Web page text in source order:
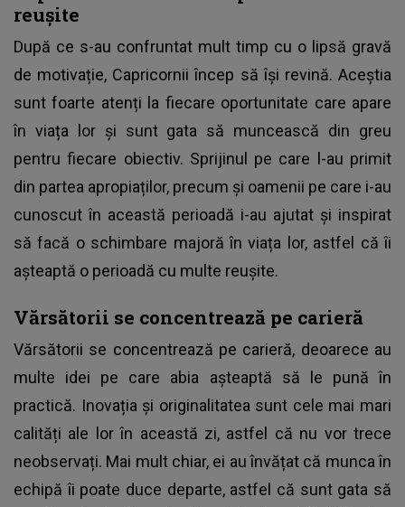
reușite
După ce s-au confruntat mult timp cu o lipsă gravă
de motivație, Capricornii încep să își revină. Aceștia
sunt foarte atenți la fiecare oportunitate care apare
în viața lor și sunt gata să muncească din greu
pentru fiecare obiectiv. Sprijinul pe care l-au primit
din partea apropiaților, precum și oamenii pe care i-au
cunoscut în această perioadă i-au ajutat și inspirat
să facă o schimbare majoră în viața lor, astfel că îi
așteaptă o perioadă cu multe reușite.
Vărsătorii se concentrează pe carieră
Vărsătorii se concentrează pe carieră, deoarece au
multe idei pe care abia așteaptă să le pună în
practică. Inovația și originalitatea sunt cele mai mari
calități ale lor în această zi, astfel că nu vor trece
neobservați. Mai mult chiar, ei au învățat că munca în
echipă îi poate duce departe, astfel că sunt gata să